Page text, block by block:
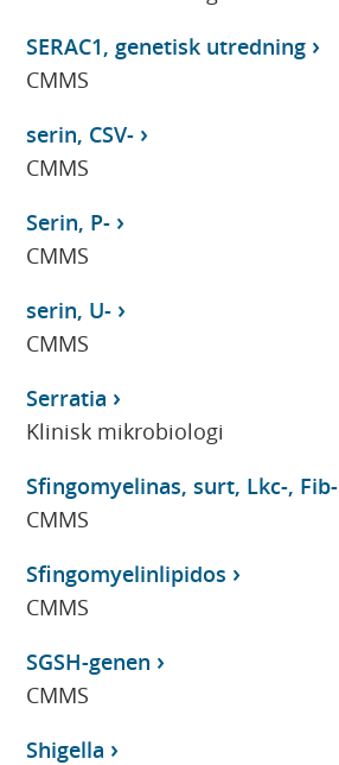
SERAC1, genetisk utredning
CMMS
serin, CSV-
CMMS
Serin, P-
CMMS
serin, U-
CMMS
Serratia
Klinisk mikrobiologi
Sfingomyelinas, surt, Lkc-, Fib-
CMMS
Sfingomyelinlipidos
CMMS
SGSH-genen
CMMS
Shigella